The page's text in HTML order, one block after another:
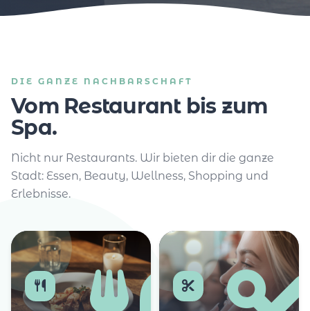
DIE GANZE NACHBARSCHAFT
Vom Restaurant bis zum
Spa.
Nicht nur Restaurants. Wir bieten dir die ganze
Stadt: Essen, Beauty, Wellness, Shopping und
Erlebnisse.